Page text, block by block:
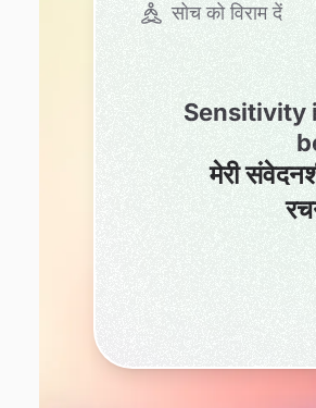
सोच को विराम दें
Sensitivity
मेरी